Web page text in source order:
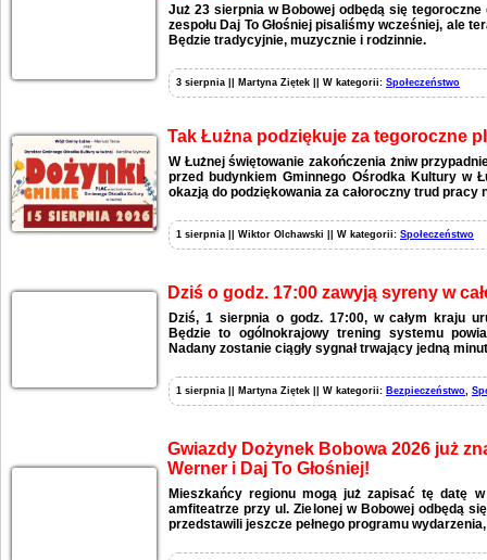
Już 23 sierpnia w Bobowej odbędą się
zespołu Daj To Głośniej pisaliśmy wcześniej, ale
Będzie tradycyjnie, muzycznie i rodzinnie.
3 sierpnia || Martyna Ziętek || W kategorii: Społeczeństwo
Tak Łużna podziękuje za tegoroczne
W Łużnej świętowanie zakończenia żniw
przed budynkiem Gminnego Ośrodka Kultury w
okazją do podziękowania za całoroczny trud pracy
1 sierpnia || Wiktor Olchawski || W kategorii: Społeczeństwo
Dziś o godz. 17:00 zawyją syreny w
Dziś, 1 sierpnia o godz. 17:00, w całym kraju
Będzie to ogólnokrajowy trening systemu
Nadany zostanie ciągły sygnał trwający jedną
1 sierpnia || Martyna Ziętek || W kategorii: Bezpieczeństwo
Gwiazdy Dożynek Bobowa 2026 już
Werner i Daj To Głośniej!
Mieszkańcy regionu mogą już zapisać tę datę
amfiteatrze przy ul. Zielonej w Bobowej odbędą
przedstawili jeszcze pełnego programu